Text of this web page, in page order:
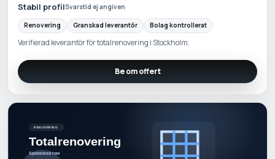
Stabil profilSvarstid ej angiven
Renovering Granskad leverantör Bolag kontrollerat
Verifierad leverantör för totalrenovering i Stockholm.
Be om offert